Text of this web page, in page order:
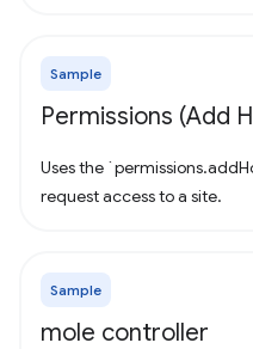
Sample
Permissions (Add
Uses the
request access to a site.
Sample
mole controller